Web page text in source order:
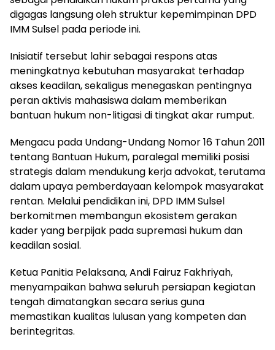
digagas langsung oleh struktur kepemimpinan DPD
IMM Sulsel pada periode ini.
Inisiatif tersebut lahir sebagai respons atas
meningkatnya kebutuhan masyarakat terhadap
akses keadilan, sekaligus menegaskan pentingnya
peran aktivis mahasiswa dalam memberikan
bantuan hukum non-litigasi di tingkat akar rumput.
Mengacu pada Undang-Undang Nomor 16 Tahun 2011
tentang Bantuan Hukum, paralegal memiliki posisi
strategis dalam mendukung kerja advokat, terutama
dalam upaya pemberdayaan kelompok masyarakat
rentan. Melalui pendidikan ini, DPD IMM Sulsel
berkomitmen membangun ekosistem gerakan
kader yang berpijak pada supremasi hukum dan
keadilan sosial.
Ketua Panitia Pelaksana, Andi Fairuz Fakhriyah,
menyampaikan bahwa seluruh persiapan kegiatan
tengah dimatangkan secara serius guna
memastikan kualitas lulusan yang kompeten dan
berintegritas.